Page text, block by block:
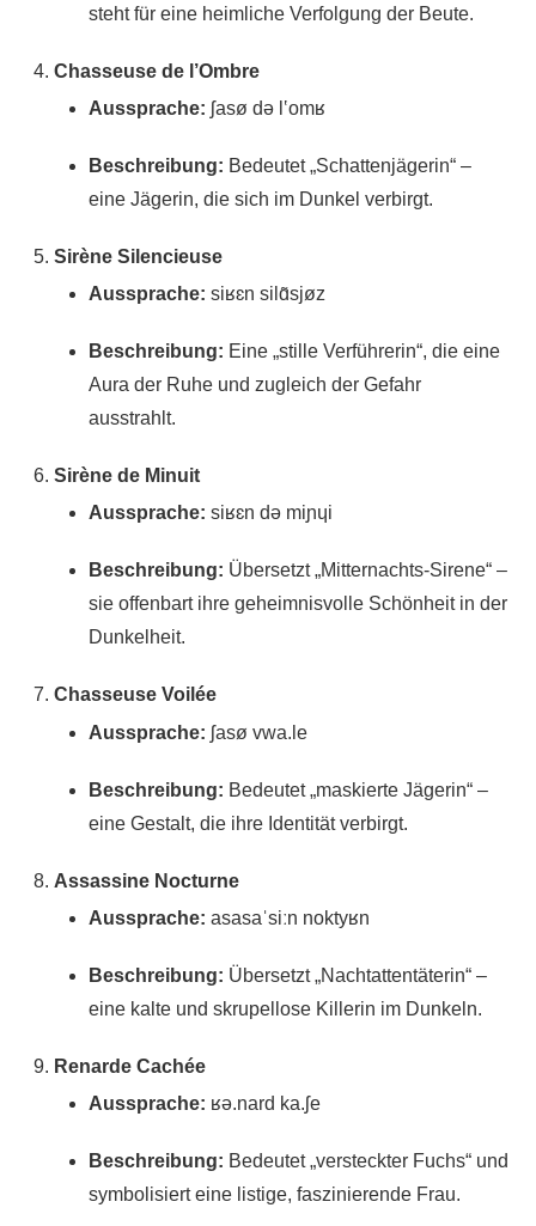
steht für eine heimliche Verfolgung der Beute.
Chasseuse de l’Ombre
Aussprache: ʃasø də l‛omʁ
Beschreibung: Bedeutet „Schattenjägerin“ –
eine Jägerin, die sich im Dunkel verbirgt.
Sirène Silencieuse
Aussprache: siʁɛn silɑ̃sjøz
Beschreibung: Eine „stille Verführerin“, die eine
Aura der Ruhe und zugleich der Gefahr
ausstrahlt.
Sirène de Minuit
Aussprache: siʁɛn də miɲɥi
Beschreibung: Übersetzt „Mitternachts-Sirene“ –
sie offenbart ihre geheimnisvolle Schönheit in der
Dunkelheit.
Chasseuse Voilée
Aussprache: ʃasø vwa.le
Beschreibung: Bedeutet „maskierte Jägerin“ –
eine Gestalt, die ihre Identität verbirgt.
Assassine Nocturne
Aussprache: asasaˈsiːn noktyʁn
Beschreibung: Übersetzt „Nachtattentäterin“ –
eine kalte und skrupellose Killerin im Dunkeln.
Renarde Cachée
Aussprache: ʁə.nard ka.ʃe
Beschreibung: Bedeutet „versteckter Fuchs“ und
symbolisiert eine listige, faszinierende Frau.